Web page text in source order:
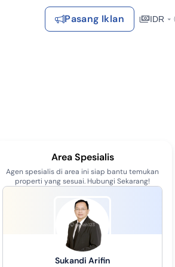
Pasang Iklan IDR
Terakhir Dilihat
Kirim
Feedback
Pengiklan
Dekat Fasilitas Kesehatan (1)
Area Spesialis
Agen spesialis di area ini siap bantu temukan
properti yang sesuai. Hubungi Sekarang!
Sukandi Arifin